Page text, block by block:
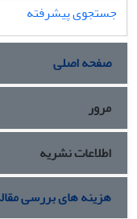
جستجوی پیشرفته
صفحه اصلی
مرور
اطلاعات نشریه
هزینه های بررسی